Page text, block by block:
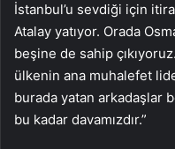
İstanbul’u sevdiği için
Atalay yatıyor. Orada
beşine de sahip
ülkenin ana muhalefet
burada yatan arkadaşlar
bu kadar davamızdır.”